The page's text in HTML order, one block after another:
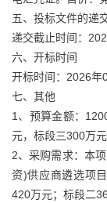
五、投标文件的递
递交截止时间：
六、开标时间
开标时间：2026年
七、其他
1、预算金额：
元，标段三300万
2、采购需求：本
资)供应商遴选项
420万元；标段二